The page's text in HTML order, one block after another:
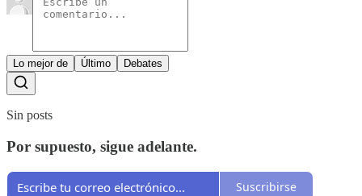
Lo mejor de Último Debates
Sin posts
Por supuesto, sigue adelante.
Suscribirse